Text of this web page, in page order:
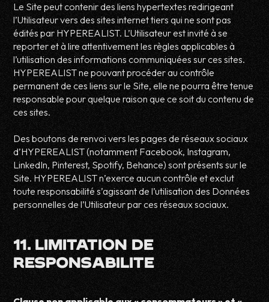
Le Site peut contenir des liens hypertextes redirigeant
l’Utilisateur vers des sites internet tiers qui ne sont pas
édités par HYPEREALIST. L’Utilisateur est invité à se
reporter et à lire attentivement les règles applicables à
l’utilisation des informations communiquées sur ces sites.
HYPEREALIST ne pouvant procéder au contrôle
permanent de ces liens sur le Site, elle ne pourra être tenue
responsable pour quelque raison que ce soit du contenu de
ces sites.
Des boutons de renvoi vers les pages de réseaux sociaux
d’HYPEREALIST (notamment Facebook, Instagram,
LinkedIn, Pinterest, Spotify, Behance) sont présents sur le
Site. HYPEREALIST n’exerce aucun contrôle et exclut
toute responsabilité s’agissant de l’utilisation des Données
personnelles de l’Utilisateur par ces réseaux sociaux.
11. LIMITATION DE
RESPONSABILITE